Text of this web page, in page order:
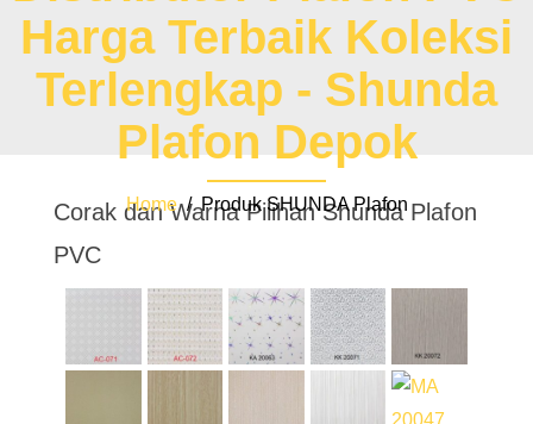
Harga Terbaik Koleksi
Terlengkap - Shunda
Plafon Depok
Home/ Produk SHUNDA Plafon
Corak dan Warna Pilihan Shunda Plafon
PVC